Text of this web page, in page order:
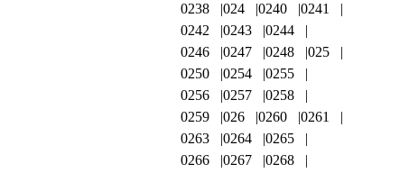
0238
024 0240
0241
0242
0243
0244
0246
0247 0248
025
0250
0254
0255
0256
0257
0258
0259
026 0260
0261
0263
0264
0265
0266
0267
0268